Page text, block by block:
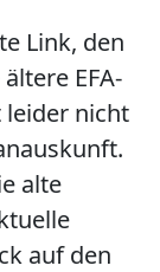
Link, den
EFA-
leider nicht
alte
auf den